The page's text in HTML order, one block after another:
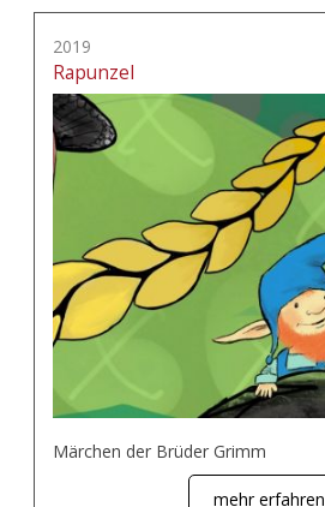
2019
Rapunzel
Märchen der Brüder Grimm
mehr erfahren